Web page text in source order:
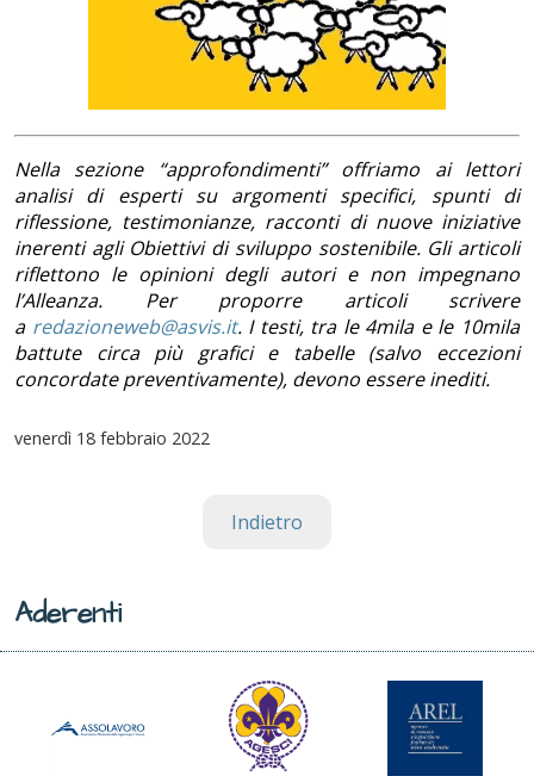
Nella sezione “approfondimenti” offriamo ai lettori
analisi di esperti su argomenti specifici, spunti di
riflessione, testimonianze, racconti di nuove iniziative
inerenti agli Obiettivi di sviluppo sostenibile. Gli articoli
riflettono le opinioni degli autori e non impegnano
l’Alleanza. Per proporre articoli scrivere
a redazioneweb@asvis.it. I testi, tra le 4mila e le 10mila
battute circa più grafici e tabelle (salvo eccezioni
concordate preventivamente), devono essere inediti.
venerdì 18 febbraio 2022
Indietro
Aderenti